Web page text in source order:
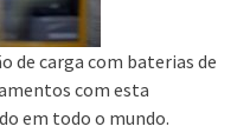
de carga com baterias de
com esta
em todo o mundo.